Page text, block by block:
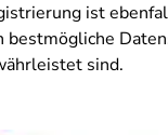
ist
bestmögliche
sind.